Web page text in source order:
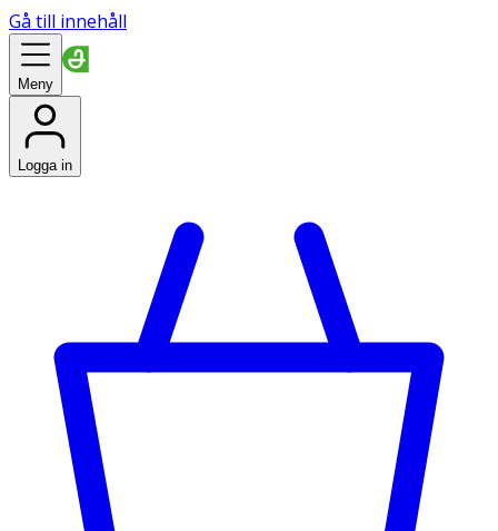
Gå till innehåll
Meny
Logga in